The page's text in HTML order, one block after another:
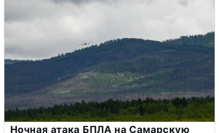
Ночная атака БПЛА на Самарскую